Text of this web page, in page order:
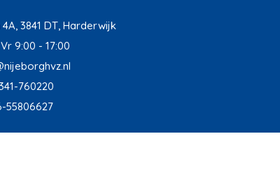
3841 DT, Harderwijk
9:00 - 17:00
760220
55806627